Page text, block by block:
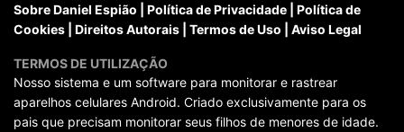
Sobre Daniel Espião Política de Privacidade
Política de
Cookies
Direitos Autorais Termos de Uso Aviso Legal
TERMOS DE UTILIZAÇÃO
Nosso sistema e um software para monitorar e rastrear
aparelhos celulares Android. Criado exclusivamente para os
pais que precisam monitorar seus filhos de menores de idade.